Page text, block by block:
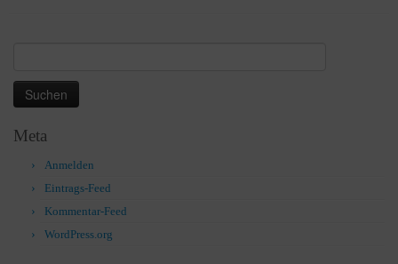
Meta
Anmelden
Eintrags-Feed
Kommentar-Feed
WordPress.org